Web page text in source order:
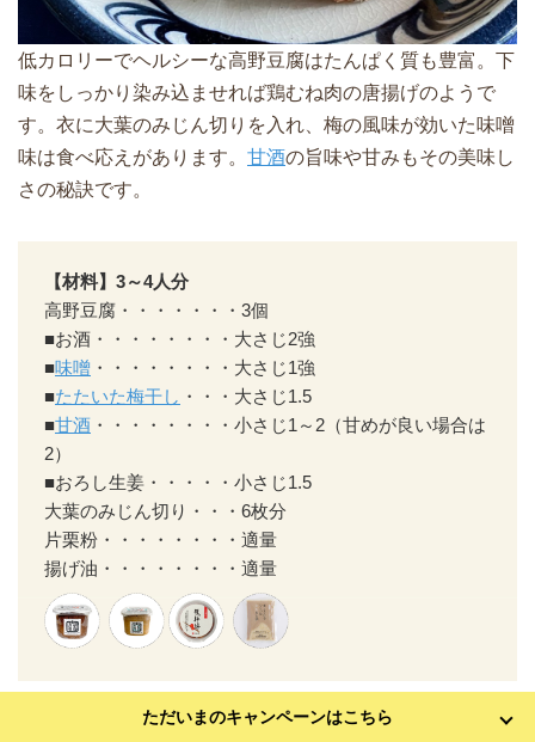
ただいまのキャンペーンはこちら
低カロリーでヘルシーな高野豆腐はたんぱく質も豊富。下
味をしっかり染み込ませれば鶏むね肉の唐揚げのようで
す。衣に大葉のみじん切りを入れ、梅の風味が効いた味噌
味は食べ応えがあります。 甘酒の旨味や甘みもその美味し
さの秘訣です。
【材料】3～4人分
高野豆腐・・・・・・・3個
■お酒・・・・・・・・大さじ2強
■味噌 ・・・・・・・・大さじ1強
■たたいた梅干し ・・・大さじ1.5
■甘酒 ・・・・・・・・小さじ1～2（甘めが良い場合は
2）
■おろし生姜・・・・・小さじ1.5
大葉のみじん切り・・・6枚分
片栗粉・・・・・・・・適量
揚げ油・・・・・・・・適量